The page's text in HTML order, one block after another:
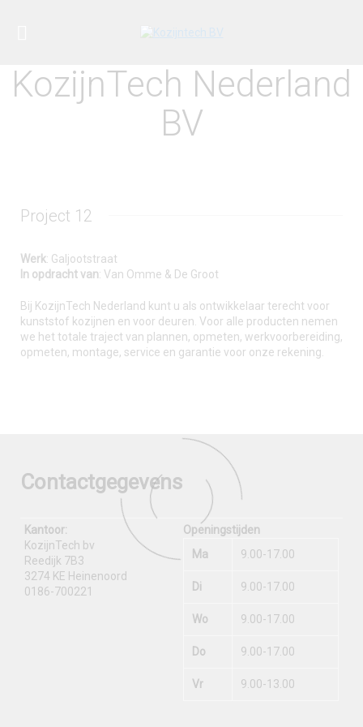
KozijnTech Nederland
BV
Project 12
Werk: Galjootstraat
In opdracht van: Van Omme & De Groot
Bij KozijnTech Nederland kunt u als ontwikkelaar terecht voor
kunststof kozijnen en voor deuren. Voor alle producten nemen
we het totale traject van plannen, opmeten, werkvoorbereiding,
opmeten, montage, service en garantie voor onze rekening.
Contactgegevens
Kantoor:
KozijnTech bv
Reedijk 7B3
3274 KE Heinenoord
0186-700221
Openingstijden
Ma
9.00-17.00
Di 9.00-17.00
Wo 9.00-17.00
Do 9.00-17.00
Vr 9.00-13.00